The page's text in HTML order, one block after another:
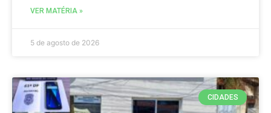
VER MATÉRIA »
5 de agosto de 2026
CIDADES